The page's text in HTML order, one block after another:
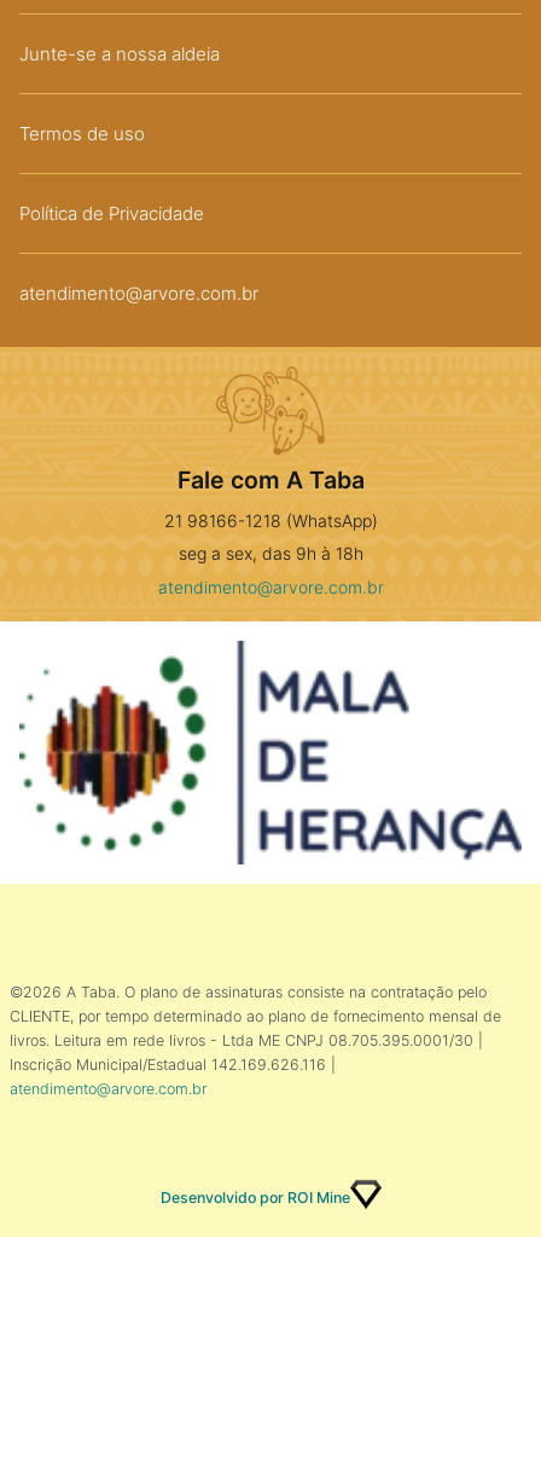
Junte-se a nossa aldeia
Termos de uso
Política de Privacidade
atendimento@arvore.com.br
Fale com A Taba
21 98166-1218 (WhatsApp)
seg a sex, das 9h à 18h
atendimento@arvore.com.br
©2026 A Taba. O plano de assinaturas consiste na contratação pelo
CLIENTE, por tempo determinado ao plano de fornecimento mensal de
livros. Leitura em rede livros - Ltda ME CNPJ 08.705.395.0001/30 |
Inscrição Municipal/Estadual 142.169.626.116 |
atendimento@arvore.com.br
Desenvolvido por ROI Mine